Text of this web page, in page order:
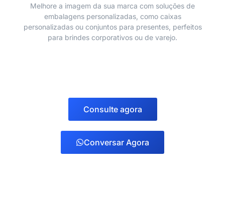
Melhore a imagem da sua marca com soluções de
embalagens personalizadas, como caixas
personalizadas ou conjuntos para presentes, perfeitos
para brindes corporativos ou de varejo.
Consulte agora
Conversar Agora